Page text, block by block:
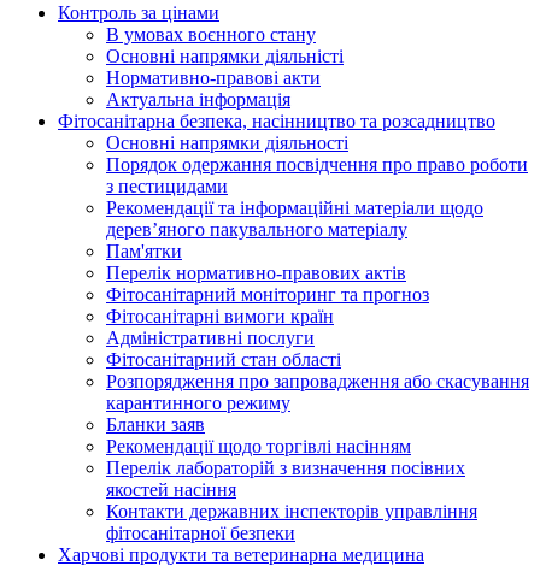
Контроль за цінами
В умовах воєнного стану
Основні напрямки діяльністі
Нормативно-правові акти
Актуальна інформація
Фітосанітарна безпека, насінництво та розсадництво
Основні напрямки діяльності
Порядок одержання посвідчення про право роботи
з пестицидами
Рекомендації та інформаційні матеріали щодо
дерев’яного пакувального матеріалу
Пам'ятки
Перелік нормативно-правових актів
Фітосанітарний моніторинг та прогноз
Фітосанітарні вимоги країн
Адміністративні послуги
Фітосанітарний стан області
Розпорядження про запровадження або скасування
карантинного режиму
Бланки заяв
Рекомендації щодо торгівлі насінням
Перелік лабораторій з визначення посівних
якостей насіння
Контакти державних інспекторів управління
фітосанітарної безпеки
Харчові продукти та ветеринарна медицина